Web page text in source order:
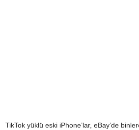
TikTok yüklü eski iPhone’lar, eBay’de